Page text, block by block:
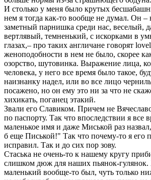
И столько у меня было крутых
нем я тогда как-то вообще не думал. Он
заметный парнишка среди нас, веселый,
вертлявый, темненький, с искорками в
глазах,– про таких англичане говорят
женоподобности в нем не было, скорее
озорство, шутовинка. Выражение лица,
человека, у него все время было такое,
наизнанку надел, или во все лицо
посажено, но он ему это ни за что не
хихикать, поганец этакий.
Звали его Славиком. Причем не
по паспорту. Так что впоследствии я все
маленькое имя и даже Миськой раз
б еще Писькой!" Так что почему-то я его
исправил. Так и до сих пор зову.
Стаська не очень-то к нашему кругу
слишком дюж для наших пьянок-гулянок.
маленький вообще-то был, чуть только